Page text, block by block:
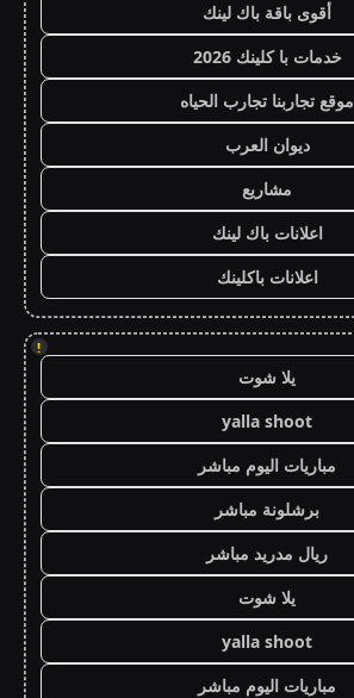
أقوى باقة باك لينك
خدمات با كلينك 2026
موقع تجاربنا تجارب الحياه
ديوان العرب
مشاريع
اعلانات باك لينك
اعلانات باكلينك
!
يلا شوت
yalla shoot
مباريات اليوم مباشر
برشلونة مباشر
ريال مدريد مباشر
يلا شوت
yalla shoot
مباريات اليوم مباشر